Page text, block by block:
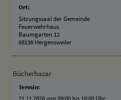
Ort:
Sitzungssaal der Gemeinde
Feuerwehrhaus
Baumgarten 12
88138 Hergensweiler
Bücherbazar
Termin:
21.11.2026 von 09:00 bis 18:00 Uhr